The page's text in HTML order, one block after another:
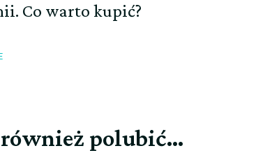
Co warto kupić?
również polubić…